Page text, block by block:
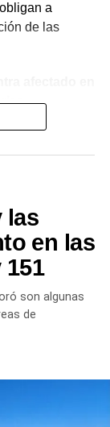
a
de las
de
potable.
valores de
en
casos, las
mantienen
la turbiedad
las
en las
151
son algunas
de